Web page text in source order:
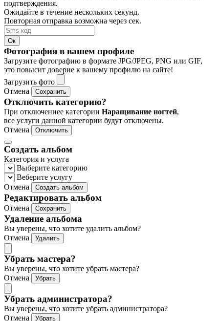
подтверждения.
Ожидайте в течение нескольких секунд.
Повторная отправка возможна через сек.
Ок
Фотография в вашем профиле
Загрузите фотографию в формате JPG/JPEG, PNG или GIF,
это повысит доверие к вашему профилю на сайте!
Загрузить фото
Отмена
Сохранить
Отключить категорию?
При отключениее категории Наращивание ногтей,
все услуги данной категории будут отключены.
Отмена
Отключить
Создать альбом
Категория и услуга
Выберите категорию
Веберите услугу
Отмена
Создать альбом
Редактировать альбом
Отмена Сохранить
Удаление альбома
Вы уверены, что хотите удалить альбом?
Отмена
Удалить
Убрать мастера?
Вы уверены, что хотите убрать мастера?
Отмена
Убрать
Убрать администратора?
Вы уверены, что хотите убрать администратора?
Отмена
Убрать